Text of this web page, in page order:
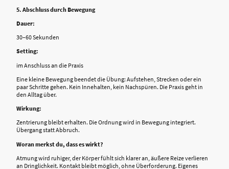
5. Abschluss durch Bewegung
Dauer:
30–60 Sekunden
Setting:
im Anschluss an die Praxis
Eine kleine Bewegung beendet die Übung: Aufstehen, Strecken oder ein
paar Schritte gehen. Kein Innehalten, kein Nachspüren. Die Praxis geht in
den Alltag über.
Wirkung:
Zentrierung bleibt erhalten. Die Ordnung wird in Bewegung integriert.
Übergang statt Abbruch.
Woran merkst du, dass es wirkt?
Atmung wird ruhiger, der Körper fühlt sich klarer an, äußere Reize verlieren
an Dringlichkeit. Kontakt bleibt möglich, ohne Überforderung. Eigenes